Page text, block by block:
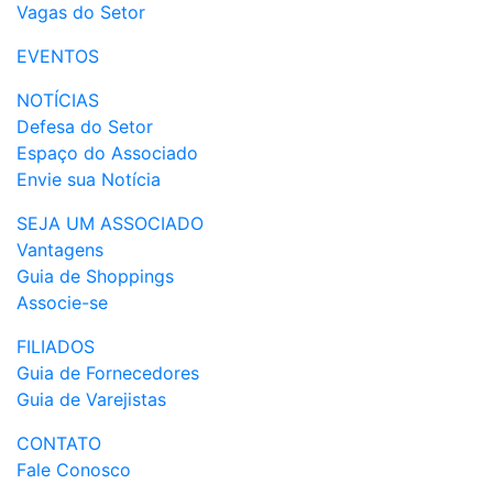
Vagas do Setor
EVENTOS
NOTÍCIAS
Defesa do Setor
Espaço do Associado
Envie sua Notícia
SEJA UM ASSOCIADO
Vantagens
Guia de Shoppings
Associe-se
FILIADOS
Guia de Fornecedores
Guia de Varejistas
CONTATO
Fale Conosco